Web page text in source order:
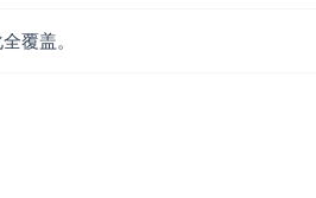
覆盖。